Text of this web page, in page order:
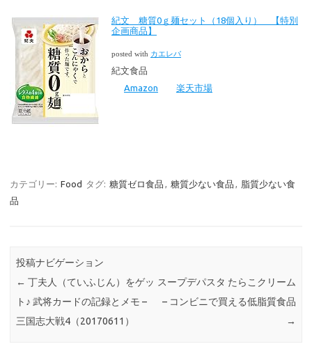
紀文 糖質0ｇ麺セット（18個入り） 【特別
企画商品】
posted with カエレバ
紀文食品
Amazon
楽天市場
カテゴリー: Food タグ: 糖質ゼロ食品 , 糖質少ない食品 , 脂質少ない食
品
投稿ナビゲーション
← 丁夫人（ていふじん）をゲッ
ト♪ 武将カードの記録とメモ –
三国志大戦4（20170611）
スープデパスタ たらこクリーム
– コンビニで買える低脂質食品
→